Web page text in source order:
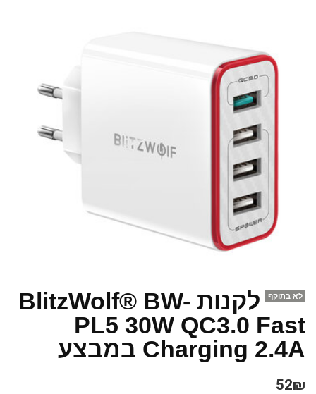
לא בתוקף
לקנות BlitzWolf® BW-
PL5 30W QC3.0 Fast
Charging 2.4A במבצע
52₪